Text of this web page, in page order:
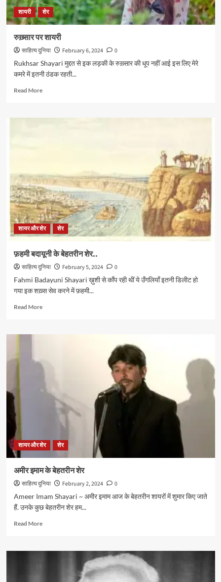
शायरी शेर
रुख़्सार पर शायरी
साहित्य दुनिया February 6, 2024
0
Rukhsar Shayari मुद्दत से इक लड़की के रुख़्सार की धूप नहीं आई इस लिए मेरे
कमरे में इतनी ठंडक रहती...
Read MoreRead
रुख़्सार
शायर और शेर शेर
फ़हमी बदायूनी के बेहतरीन शेर..
साहित्य दुनिया February 5, 2024
0
Fahmi Badayuni Shayari ख़ुशी से काँप रही थीं ये उँगलियाँ इतनी डिलीट हो
गया इक शख़्स सेव करने में फ़हमी...
Read MoreRead
फ़हमी
बेहतरीन
शायर और शेर शेर
अमीर इमाम के बेहतरीन शेर
साहित्य दुनिया February 2, 2024
0
Ameer Imam Shayari ~ अमीर इमाम आज के बेहतरीन शायरों में शुमार किए जाते
हैं. उनके कुछ बेहतरीन शेर हम...
Read MoreRead
अमीर